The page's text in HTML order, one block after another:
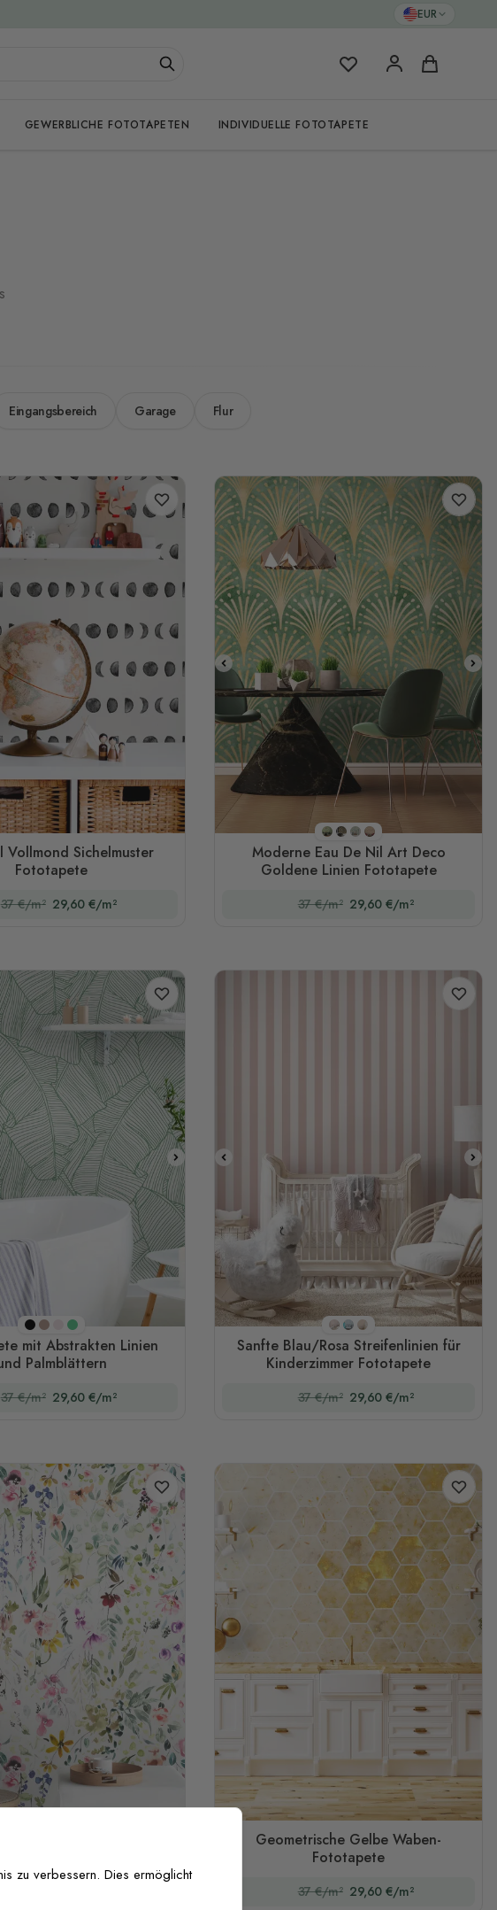
EUR
Meine FavoritenWarenkorb
GEWERBLICHE FOTOTAPETEN INDIVIDUELLE FOTOTAPETE
Eingangsbereich Garage Flur
Vollmond Sichelmuster
Fototapete
37 €/m² 29,60 €/m²
Stil 1Stil 2Stil 3Stil 4
Moderne Eau De Nil Art Deco
Goldene Linien Fototapete
37 €/m² 29,60 €/m²
Schwarz
Braun
RosaGrün
mit Abstrakten Linien
Palmblättern
37 €/m² 29,60 €/m²
Stil 1Stil 2Stil 3
Sanfte Blau/Rosa Streifenlinien für
Kinderzimmer Fototapete
37 €/m² 29,60 €/m²
Geometrische Gelbe Waben-
Fototapete
37 €/m² 29,60 €/m²
zu verbessern. Dies ermöglicht